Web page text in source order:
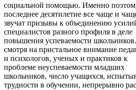
социальной помощью. Именно
последнее десятилетие все чаще и
звучат призывы к объединению
специалистов разного профиля в деле
повышения успеваемости
смотря на пристальное внимание
и психологов, ученых и практиков к
проблеме неуспеваемости младших
школьников, число учащихся,
трудности в обучении, непрерывно